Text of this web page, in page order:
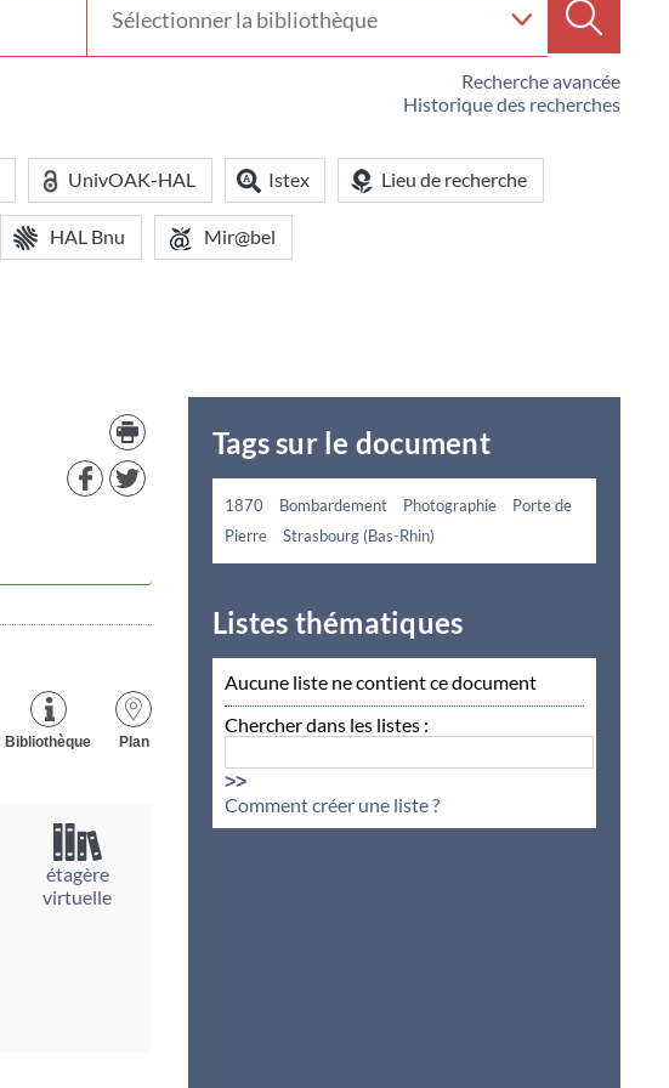
Recherche avancée
Historique des recherches
votre
UnivOAK-HAL Istex Lieu de recherche
HAL Bnu Mir@bel
document
ressources
Plan
Bibliothèque
étagère
virtuelle
Tags sur le document
1870 Bombardement Photographie
Porte de
Pierre
Strasbourg (Bas-Rhin)
Listes thématiques
Aucune liste ne contient ce document
Chercher dans les listes :
>>
Comment créer une liste ?